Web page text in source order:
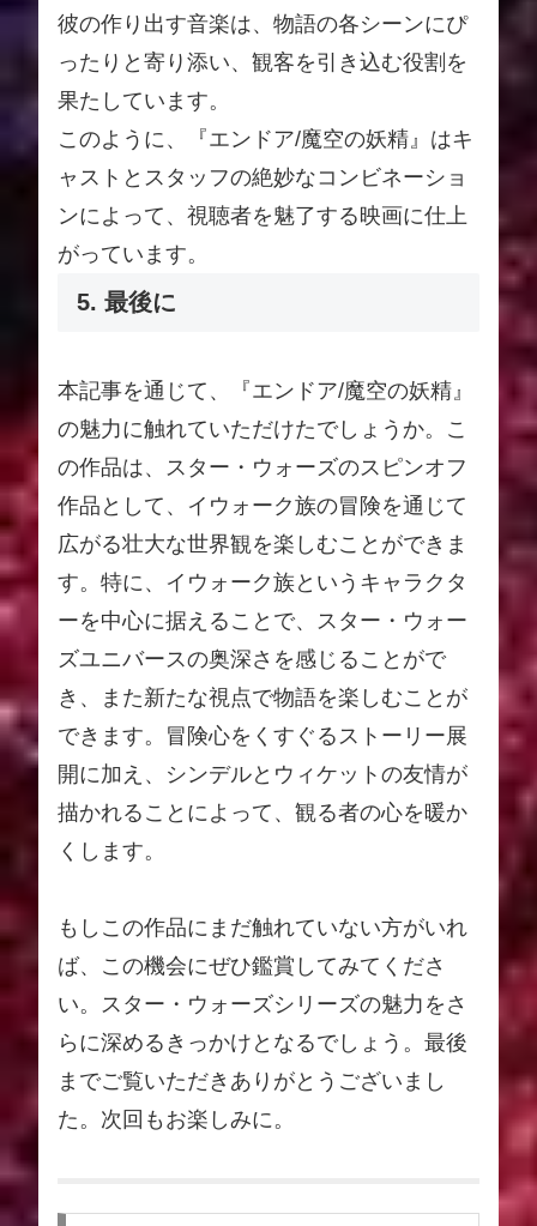
彼の作り出す音楽は、物語の各シーンにぴ
ったりと寄り添い、観客を引き込む役割を
果たしています。
このように、『エンドア/魔空の妖精』はキ
ャストとスタッフの絶妙なコンビネーショ
ンによって、視聴者を魅了する映画に仕上
がっています。
5. 最後に
本記事を通じて、『エンドア/魔空の妖精』
の魅力に触れていただけたでしょうか。こ
の作品は、スター・ウォーズのスピンオフ
作品として、イウォーク族の冒険を通じて
広がる壮大な世界観を楽しむことができま
す。特に、イウォーク族というキャラクタ
ーを中心に据えることで、スター・ウォー
ズユニバースの奥深さを感じることがで
き、また新たな視点で物語を楽しむことが
できます。冒険心をくすぐるストーリー展
開に加え、シンデルとウィケットの友情が
描かれることによって、観る者の心を暖か
くします。
もしこの作品にまだ触れていない方がいれ
ば、この機会にぜひ鑑賞してみてくださ
い。スター・ウォーズシリーズの魅力をさ
らに深めるきっかけとなるでしょう。最後
までご覧いただきありがとうございまし
た。次回もお楽しみに。